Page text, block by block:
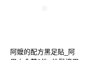
阿嬤的配方黑足貼_阿